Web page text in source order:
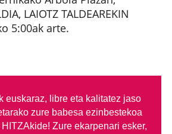
LAIOTZ TALDEAREKIN
5:00ak arte.
euskaraz, libre eta kalitatez jaso
zure babesa ezinbestekoa
Zure ekarpenari esker,